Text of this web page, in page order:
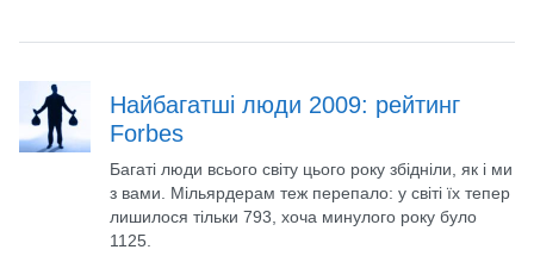
Найбагатші люди 2009: рейтинг
Forbes
Багаті люди всього світу цього року збідніли, як і ми
з вами. Мільярдерам теж перепало: у світі їх тепер
лишилося тільки 793, хоча минулого року було
1125.